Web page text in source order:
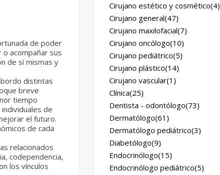
de poder
acompañar sus
de sí mismas y
distintas
breve
tiempo
de
el futuro.
de cada
relacionados
codependencia,
los vínculos
Cirujano estético y cosmético(4)
Cirujano general(47)
Cirujano maxilofacial(7)
Cirujano oncólogo(10)
Cirujano pediátrico(5)
Cirujano plástico(14)
Cirujano vascular(1)
Clínica(25)
Dentista - odontólogo(73)
Dermatólogo(61)
Dermatólogo pediátrico(3)
Diabetólogo(9)
Endocrinólogo(15)
Endocrinólogo pediátrico(5)